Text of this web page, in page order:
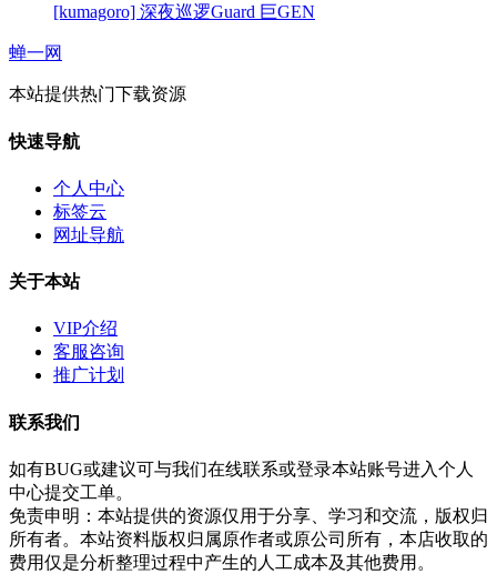
[kumagoro] 深夜巡逻Guard 巨GEN
蝉一网
本站提供热门下载资源
快速导航
个人中心
标签云
网址导航
关于本站
VIP介绍
客服咨询
推广计划
联系我们
如有BUG或建议可与我们在线联系或登录本站账号进入个人
中心提交工单。
免责申明：本站提供的资源仅用于分享、学习和交流，版权归
所有者。本站资料版权归属原作者或原公司所有，本店收取的
费用仅是分析整理过程中产生的人工成本及其他费用。